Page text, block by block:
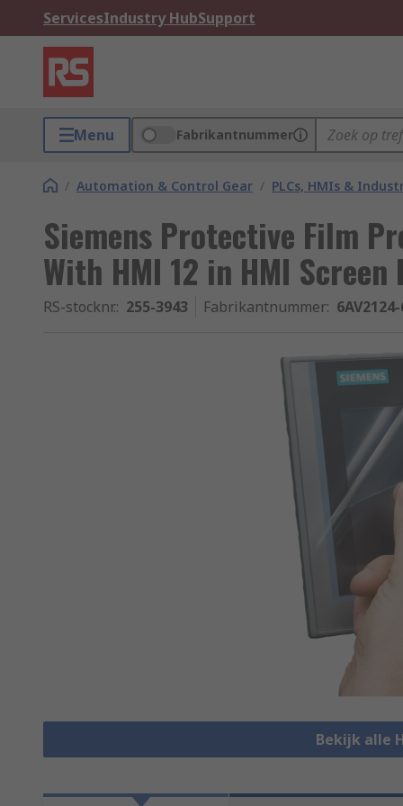
ServicesIndustry HubSupport
Menu Fabrikantnummer
/ Automation & Control Gear / PLCs, HMIs &
Siemens Protective Film
With HMI 12 in HMI
RS-stocknr.: 255-3943 Fabrikantnummer:
Bekijk alle